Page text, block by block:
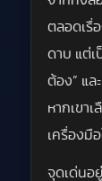
ตลอดเรื่
ดาบ แต่เ
ต้อง” แล
หากเขา
เครื่องมื
จุดเด่นอ